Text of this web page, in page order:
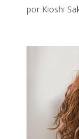
por Kioshi